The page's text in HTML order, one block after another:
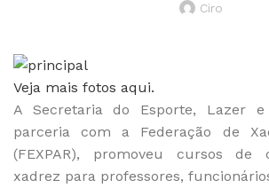
Ciro
Veja mais fotos aqui.
A Secretaria do Esporte, Lazer
parceria com a Federação de
(FEXPAR), promoveu cursos de
xadrez para professores,